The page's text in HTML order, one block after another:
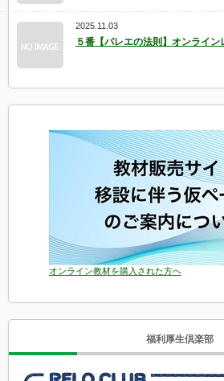
2025.11.03
５番【バレエの法則】オンライン
オンライン教材を購入された方へ
福利厚生倶楽部